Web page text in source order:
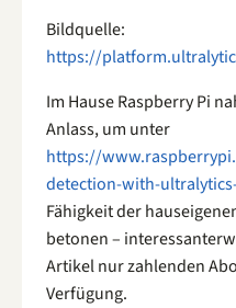
Bildquelle:
https://
Im Hause Raspberry Pi
Anlass, um unter
https://
detection-with-
Fähigkeit der
betonen –
Artikel nur zahlenden
Verfügung.